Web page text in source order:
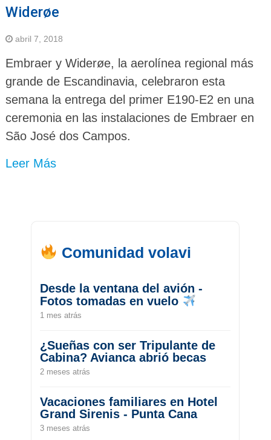
Widerøe
abril 7, 2018
Embraer y Widerøe, la aerolínea regional más
grande de Escandinavia, celebraron esta
semana la entrega del primer E190-E2 en una
ceremonia en las instalaciones de Embraer en
São José dos Campos.
Leer Más
Comunidad volavi
Desde la ventana del avión -
Fotos tomadas en vuelo
1 mes atrás
¿Sueñas con ser Tripulante de
Cabina? Avianca abrió becas
2 meses atrás
Vacaciones familiares en Hotel
Grand Sirenis - Punta Cana
3 meses atrás